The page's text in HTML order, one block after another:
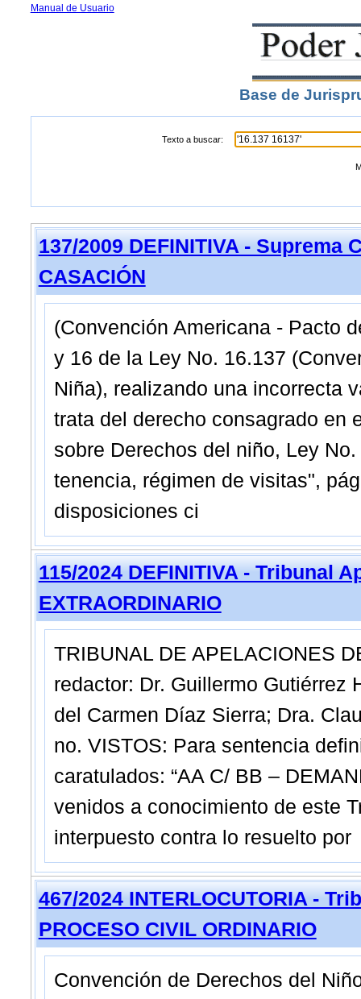
Manual de Usuario
Base de
Texto a buscar:
137/2009 DEFINITIVA - Suprema
CASACIÓN
(Convención Americana - Pacto
y 16 de la Ley No. 16.137
Niña), realizando una incorrecta
trata del derecho consagrado en
sobre Derechos del niño, Ley
tenencia, régimen de visitas",
disposiciones ci
115/2024 DEFINITIVA - Tribunal
EXTRAORDINARIO
TRIBUNAL DE APELACIONES
redactor: Dr. Guillermo Gutiérrez
del Carmen Díaz Sierra; Dra.
no. VISTOS: Para sentencia
caratulados: “AA C/ BB –
venidos a conocimiento de este
interpuesto contra lo resuelto por
467/2024 INTERLOCUTORIA -
PROCESO CIVIL ORDINARIO
Convención de Derechos del